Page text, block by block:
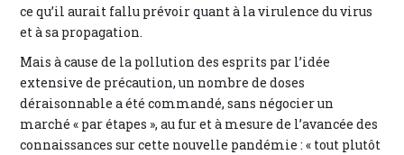
ce qu’il aurait fallu prévoir quant à la virulence du virus
et à sa propagation.
Mais à cause de la pollution des esprits par l’idée
extensive de précaution, un nombre de doses
déraisonnable a été commandé, sans négocier un
marché « par étapes », au fur et à mesure de l’avancée des
connaissances sur cette nouvelle pandémie : « tout plutôt